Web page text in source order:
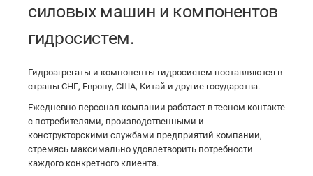
силовых машин и компонентов
гидросистем.
Гидроагрегаты и компоненты гидросистем поставляются в
страны СНГ, Европу, США, Китай и другие государства.
Ежедневно персонал компании работает в тесном контакте
с потребителями, производственными и
конструкторскими службами предприятий компании,
стремясь максимально удовлетворить потребности
каждого конкретного клиента.